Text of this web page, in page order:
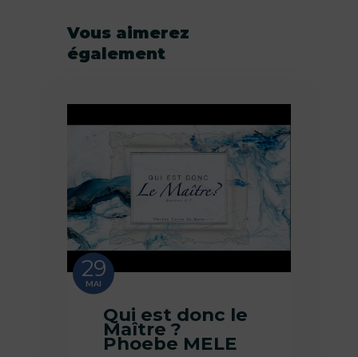
Vous aimerez
également
29
MAI
Qui est donc le
Maître ?
Phoebe MELE